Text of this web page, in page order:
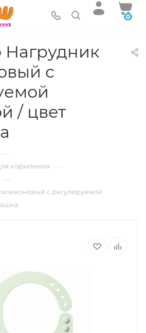
0
Нагрудник
с
/ цвет
—
кормления —
—
с регулируемой